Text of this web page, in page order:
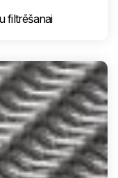
filtrēšanai